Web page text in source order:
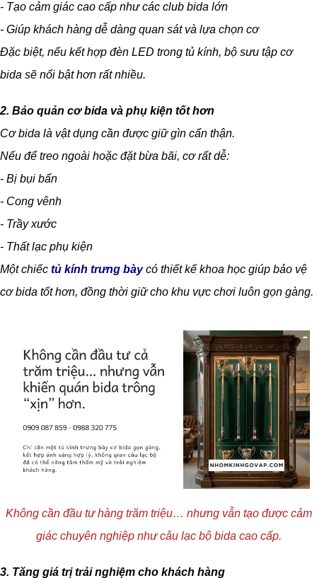
- Tạo cảm giác cao cấp như các club bida lớn
- Giúp khách hàng dễ dàng quan sát và lựa chọn cơ
Đặc biệt, nếu kết hợp đèn LED trong tủ kính, bộ sưu tập cơ
bida sẽ nổi bật hơn rất nhiều.
2. Bảo quản cơ bida và phụ kiện tốt hơn
Cơ bida là vật dụng cần được giữ gìn cẩn thận.
Nếu để treo ngoài hoặc đặt bừa bãi, cơ rất dễ:
- Bị bụi bẩn
- Cong vênh
- Trầy xước
- Thất lạc phụ kiện
Một chiếc tủ kính trưng bày có thiết kế khoa học giúp bảo vệ
cơ bida tốt hơn, đồng thời giữ cho khu vực chơi luôn gọn gàng.
Không cần đầu tư hàng trăm triệu… nhưng vẫn tạo được cảm
giác chuyên nghiệp như câu lạc bộ bida cao cấp.
3. Tăng giá trị trải nghiệm cho khách hàng